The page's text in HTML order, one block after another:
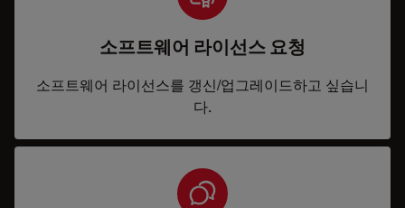
소프트웨어 라이선스 요청
소프트웨어 라이선스를 갱신/업그레이드하고 싶습니
다.